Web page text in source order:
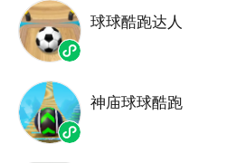
球球酷跑达人
神庙球球酷跑